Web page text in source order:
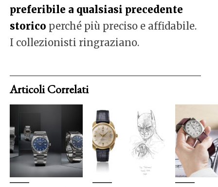
preferibile a qualsiasi precedente
storico perché più preciso e affidabile.
I collezionisti ringraziano.
Articoli Correlati